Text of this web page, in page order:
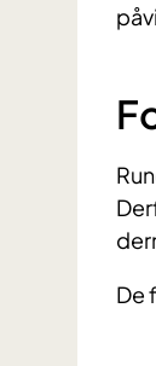
De